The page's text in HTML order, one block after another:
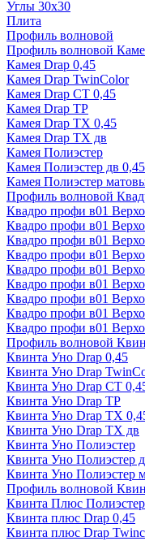
Углы 30х30
Плита
Профиль волновой
Профиль волновой
Камея Drap 0,45
Камея Drap TwinColor
Камея Drap СТ 0,45
Камея Drap ТР
Камея Drap ТХ 0,45
Камея Drap ТХ дв
Камея Полиэстер
Камея Полиэстер дв 0,45
Камея Полиэстер
Профиль волновой
Квадро профи в01
Квадро профи в01
Квадро профи в01
Квадро профи в01
Квадро профи в01
Квадро профи в01
Квадро профи в01
Квадро профи в01
Квадро профи в01
Профиль волновой
Квинта Уно Drap 0,45
Квинта Уно Drap
Квинта Уно Drap СТ
Квинта Уно Drap ТР
Квинта Уно Drap ТХ
Квинта Уно Drap ТХ дв
Квинта Уно Полиэстер
Квинта Уно Полиэстер
Квинта Уно Полиэстер
Профиль волновой
Квинта Плюс
Квинта плюс Drap 0,45
Квинта плюс Drap